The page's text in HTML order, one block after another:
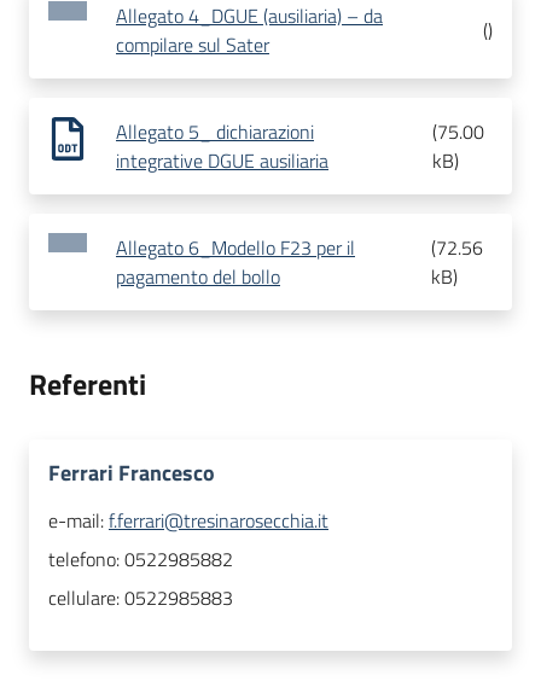
Allegato 4_DGUE (ausiliaria) – da
compilare sul Sater
()
Allegato 5_ dichiarazioni
integrative DGUE ausiliaria
(75.00
kB)
Allegato 6_Modello F23 per il
pagamento del bollo
(72.56
kB)
Referenti
Ferrari Francesco
e-mail:f.ferrari@tresinarosecchia.it
telefono:0522985882
cellulare:0522985883